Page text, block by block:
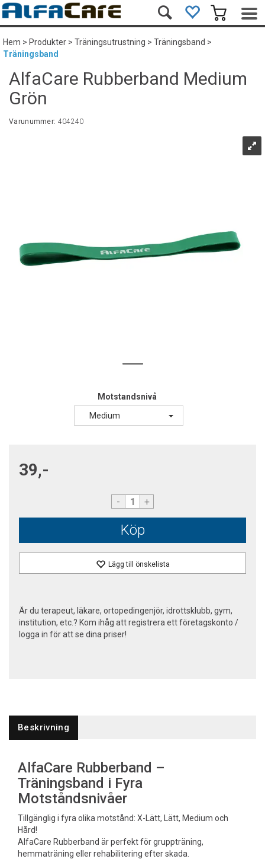
Hem>Produkter>Träningsutrustning>Träningsband>
Träningsband
AlfaCare Rubberband Medium
Grön
Varunummer: 404240
Motstandsnivå
Medium
39,-
- +
Köp
Lägg till önskelista
Är du terapeut, läkare, ortopedingenjör, idrottsklubb, gym,
institution, etc.? Kom ihåg att registrera ett företagskonto /
logga in för att se dina priser!
Beskrivning
AlfaCare Rubberband –
Träningsband i Fyra
Motståndsnivåer
Tillgänglig i fyra olika motstånd: X-Lätt, Lätt, Medium och
Hård!
AlfaCare Rubberband är perfekt för gruppträning,
hemmaträning eller rehabilitering efter skada.